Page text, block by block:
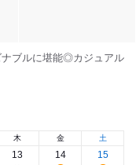
ブルに堪能◎カジュアル
木
13
金
14
土
15